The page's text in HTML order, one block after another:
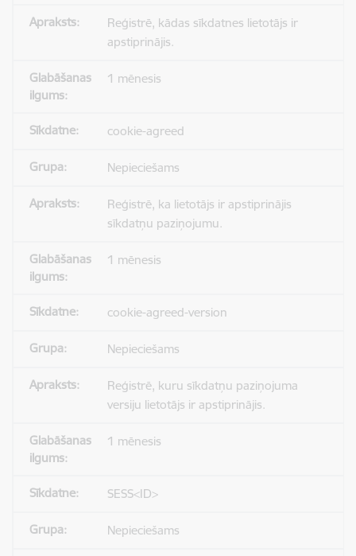
Reģistrē, kādas sīkdatnes lietotājs ir
apstiprinājis.
1 mēnesis
cookie-agreed
Nepieciešams
Reģistrē, ka lietotājs ir apstiprinājis
sīkdatņu paziņojumu.
1 mēnesis
cookie-agreed-version
Nepieciešams
Reģistrē, kuru sīkdatņu paziņojuma
versiju lietotājs ir apstiprinājis.
1 mēnesis
SESS<ID>
Nepieciešams